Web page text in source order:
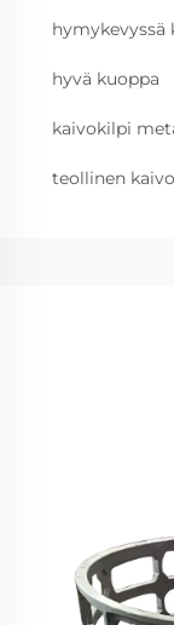
hymykevyssä
hyvä kuoppa
kaivokilpi
teollinen